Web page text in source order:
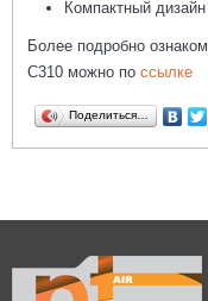
Компактный
Более подробно
C310 можно по ссылке
Поделиться…